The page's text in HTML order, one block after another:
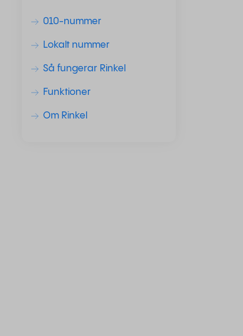
010-nummer
Lokalt nummer
Så fungerar Rinkel
Funktioner
Om Rinkel